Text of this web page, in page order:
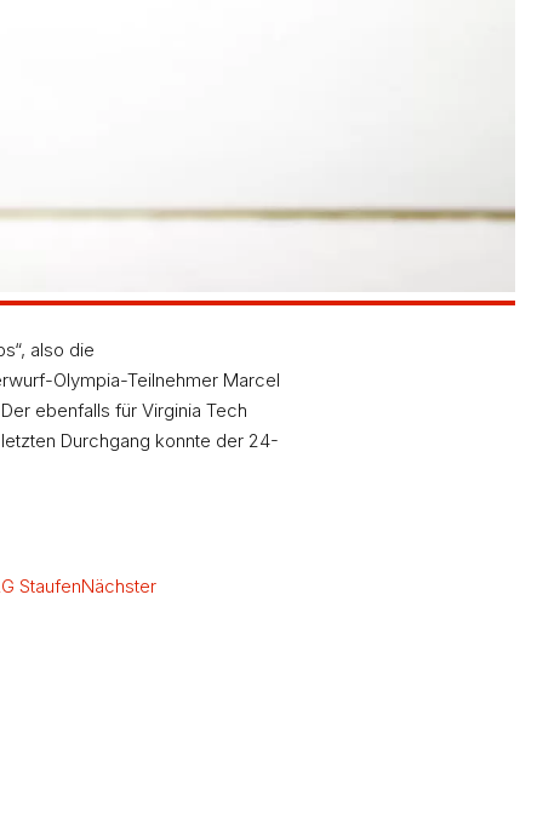
also die
Olympia-Teilnehmer Marcel
ebenfalls für Virginia Tech
Durchgang konnte der 24-
StaufenNächster